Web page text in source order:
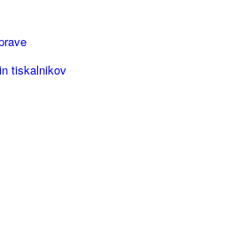
tiskalnikov